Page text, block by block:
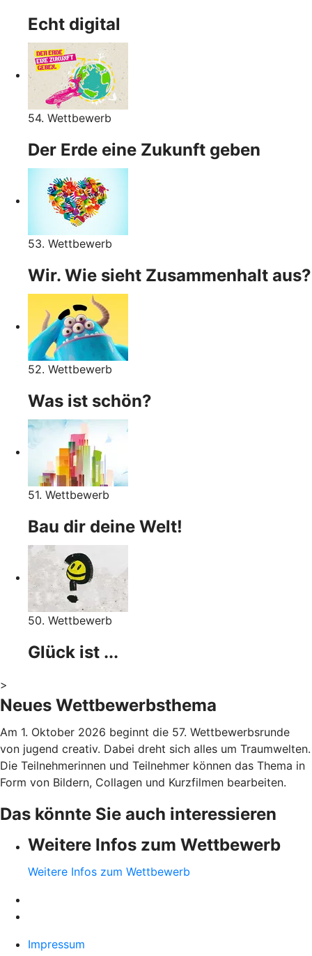
Echt digital
54. Wettbewerb
Der Erde eine Zukunft geben
53. Wettbewerb
Wir. Wie sieht Zusammenhalt aus?
52. Wettbewerb
Was ist schön?
51. Wettbewerb
Bau dir deine Welt!
50. Wettbewerb
Glück ist ...
>
Neues Wettbewerbsthema
Am 1. Oktober 2026 beginnt die 57. Wettbewerbsrunde
von jugend creativ. Dabei dreht sich alles um Traumwelten.
Die Teilnehmerinnen und Teilnehmer können das Thema in
Form von Bildern, Collagen und Kurzfilmen bearbeiten.
Das könnte Sie auch interessieren
Weitere Infos zum Wettbewerb
Weitere Infos zum Wettbewerb
Impressum